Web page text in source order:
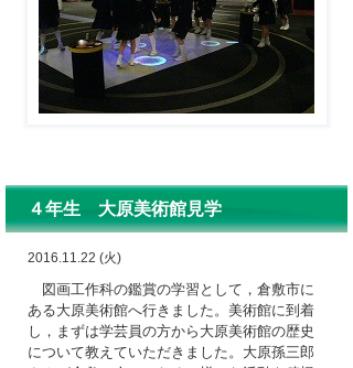
４年生 大原美術館見学
2016.11.22 (火)
図画工作科の鑑賞の学習として，倉敷市に
ある大原美術館へ行きました。美術館に到着
し，まずは学芸員の方から大原美術館の歴史
について教えていただきました。大原孫三郎